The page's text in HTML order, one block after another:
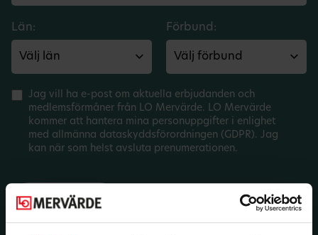
Län: Förbund:
Jag vill ha e-post om aktuella erbjudanden och
medlemsförmåner från LO Mervärde. LO Mervärde
kommer att hantera mina personuppgifter i enlighet
med allmänna dataskyddsförordningen (GDPR). Jag
kan när som helst avsluta prenumerationen.